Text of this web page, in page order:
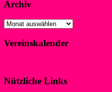
Archiv
Archiv
Vereinskalender
Nützliche Links